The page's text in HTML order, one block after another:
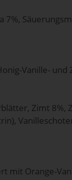
Vanille- und
Zimt 8%,
mit Orange-